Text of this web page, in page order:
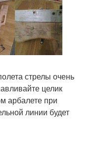
стрелы очень
целик
арбалете при
линии будет